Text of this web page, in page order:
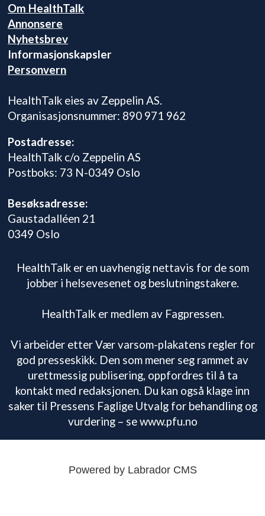
Om HealthTalk
Annonsere
Nyhetsbrev
Informasjonskapsler
Personvern
HealthTalk eies av Zeppelin AS.
Organisasjonsnummer: 890 971 962
Postadresse:
HealthTalk c/o Zeppelin AS
Postboks: 73 N-0349 Oslo
Besøksadresse:
Gaustadalléen 21
0349 Oslo
HealthTalk er en uavhengig nettavis for de som
jobber i helsevesenet og beslutningstakere.
HealthTalk er medlem av Fagpressen.
Vi arbeider etter Vær varsom-plakatens regler for
god presseskikk. Den som mener seg rammet av
urettmessig publisering, oppfordres til å ta
kontakt med redaksjonen. Du kan også klage inn
saker til Pressens Faglige Utvalg for behandling og
vurdering – se www.pfu.no
Powered by Labrador CMS